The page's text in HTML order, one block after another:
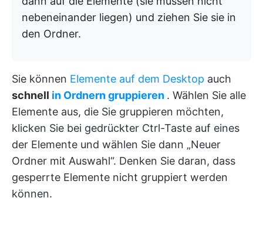
nebeneinander liegen) und ziehen Sie sie in
den Ordner.
Sie können Elemente auf dem Desktop auch
schnell in Ordnern gruppieren . Wählen Sie alle
Elemente aus, die Sie gruppieren möchten,
klicken Sie bei gedrückter Ctrl-Taste auf eines
der Elemente und wählen Sie dann „Neuer
Ordner mit Auswahl“. Denken Sie daran, dass
gesperrte Elemente nicht gruppiert werden
können.